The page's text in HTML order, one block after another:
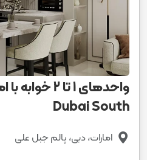
واحدهای 1 تا
Dubai South
امارات، دبی، پالم جبل علی